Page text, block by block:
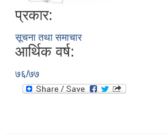
प्रकार:
सूचना तथा समाचार
आर्थिक वर्ष:
७६/७७